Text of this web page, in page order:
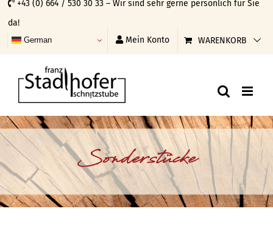
Skip
to
content
+43 (0) 664 / 530 30 33 – Wir sind sehr gerne persönlich für Sie
da!
German Mein Konto WARENKORB
Sonderstücke